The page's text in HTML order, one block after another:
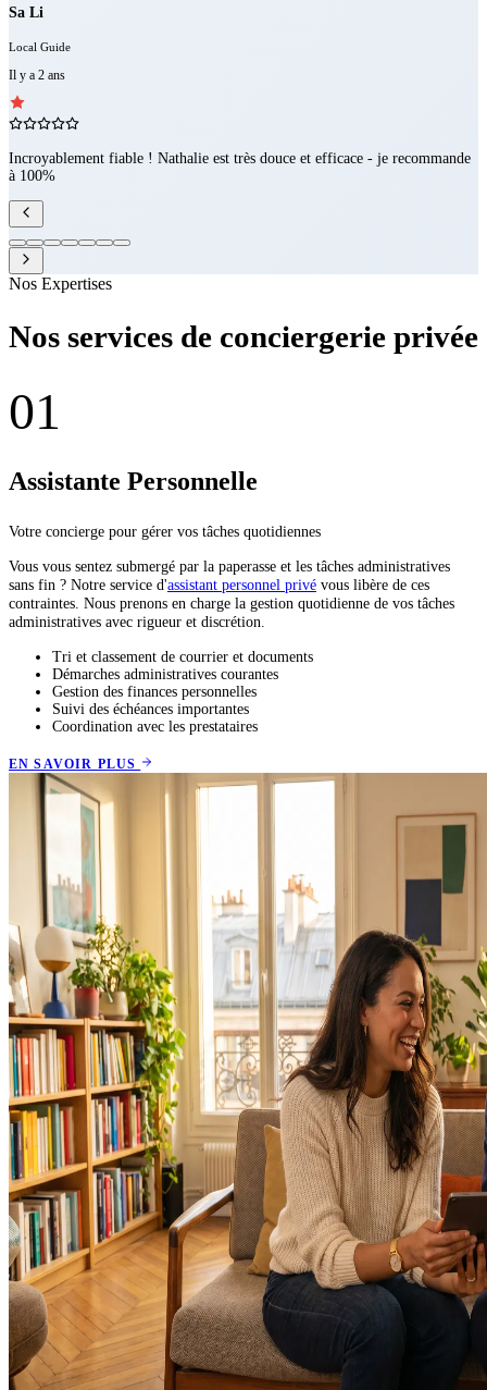
Sa Li
Local Guide
Il y a 2 ans
Incroyablement fiable ! Nathalie est très douce et efficace - je recommande
à 100%
Nos Expertises
Nos services de conciergerie privée
01
Assistante Personnelle
Votre concierge pour gérer vos tâches quotidiennes
Vous vous sentez submergé par la paperasse et les tâches administratives
sans fin ? Notre service d'assistant personnel privé vous libère de ces
contraintes. Nous prenons en charge la gestion quotidienne de vos tâches
administratives avec rigueur et discrétion.
Tri et classement de courrier et documents
Démarches administratives courantes
Gestion des finances personnelles
Suivi des échéances importantes
Coordination avec les prestataires
EN SAVOIR PLUS